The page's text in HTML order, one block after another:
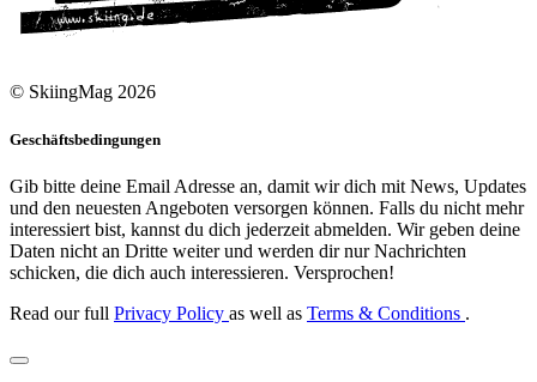
© SkiingMag 2026
Geschäftsbedingungen
Gib bitte deine Email Adresse an, damit wir dich mit News, Updates
und den neuesten Angeboten versorgen können. Falls du nicht mehr
interessiert bist, kannst du dich jederzeit abmelden. Wir geben deine
Daten nicht an Dritte weiter und werden dir nur Nachrichten
schicken, die dich auch interessieren. Versprochen!
Read our full Privacy Policy as well as Terms & Conditions .